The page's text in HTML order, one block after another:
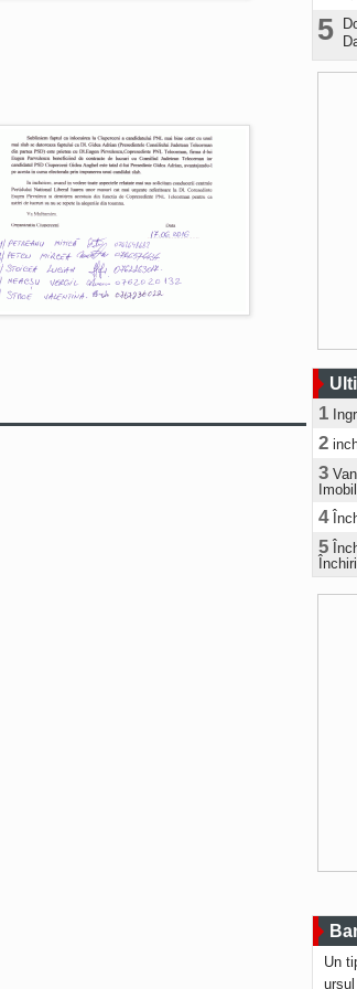
5
1
2
3
4
5
Un